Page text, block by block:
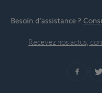
Besoin d’assistance ?
Recevez nos actus,